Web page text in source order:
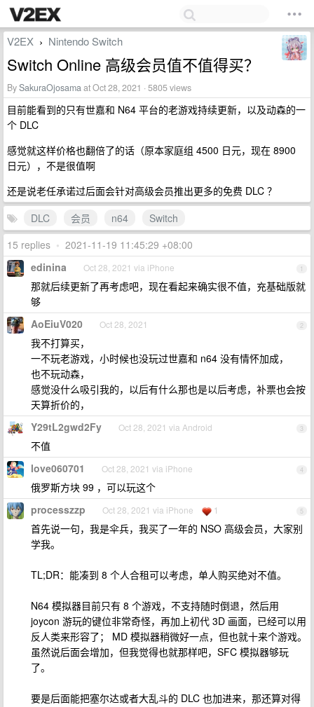
V2EX › Nintendo Switch
Switch Online 高级会员值不值得买？
BySakuraOjosamaat Oct 28, 2021 · 5805 views
目前能看到的只有世嘉和 N64 平台的老游戏持续更新，以及动森的一
个 DLC
感觉就这样价格也翻倍了的话（原本家庭组 4500 日元，现在 8900
日元），不是很值啊
还是说老任承诺过后面会针对高级会员推出更多的免费 DLC ？
DLC
会员 n64
Switch
15 replies • 2021-11-19 11:45:29 +08:00
1
edinina Oct 28, 2021 via iPhone
那就后续更新了再考虑吧，现在看起来确实很不值，充基础版就
够
2
AoEiuV020 Oct 28, 2021
我不打算买，
一不玩老游戏，小时候也没玩过世嘉和 n64 没有情怀加成，
也不玩动森，
感觉没什么吸引我的，以后有什么那也是以后考虑，补票也会按
天算折价的，
3
Y29tL2gwd2Fy Oct 28, 2021 via Android
不值
4
love060701 Oct 28, 2021 via iPhone
俄罗斯方块 99 ，可以玩这个
5
processzzp Oct 28, 2021 via iPhone 1
首先说一句，我是伞兵，我买了一年的 NSO 高级会员，大家别
学我。
TL;DR：能凑到 8 个人合租可以考虑，单人购买绝对不值。
N64 模拟器目前只有 8 个游戏，不支持随时倒退，然后用
joycon 游玩的键位非常奇怪，再加上初代 3D 画面，已经可以用
反人类来形容了； MD 模拟器稍微好一点，但也就十来个游戏。
虽然说后面会增加，但我觉得也就那样吧，SFC 模拟器够玩
了。
要是后面能把塞尔达或者大乱斗的 DLC 也加进来，那还算对得